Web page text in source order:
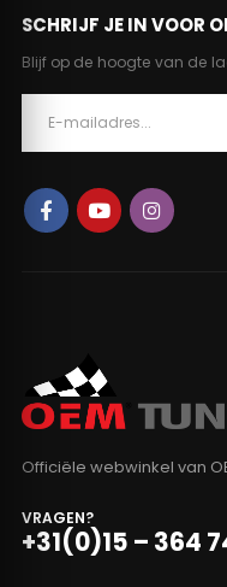
SCHRIJF JE IN VOOR
Blijf op de hoogte van de
Officiële webwinkel van
VRAGEN?
+31(0)15 – 364